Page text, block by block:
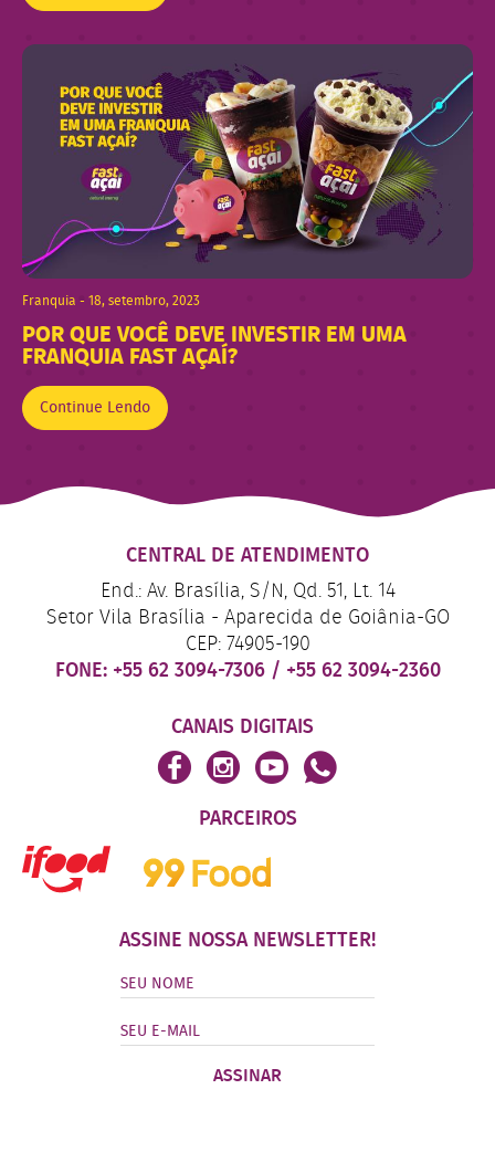
Franquia - 18, setembro, 2023
POR QUE VOCÊ DEVE INVESTIR EM UMA
FRANQUIA FAST AÇAÍ?
Continue Lendo
CENTRAL DE ATENDIMENTO
End.: Av. Brasília, S/N, Qd. 51, Lt. 14
Setor Vila Brasília - Aparecida de Goiânia-GO
CEP: 74905-190
FONE: +55 62 3094-7306 / +55 62 3094-2360
CANAIS DIGITAIS
PARCEIROS
ASSINE NOSSA NEWSLETTER!